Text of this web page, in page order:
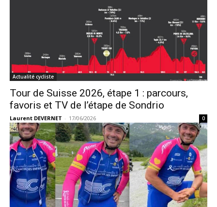
Actualité cycliste
Tour de Suisse 2026, étape 1 : parcours,
favoris et TV de l’étape de Sondrio
Laurent DEVERNET - 17/06/2026 0